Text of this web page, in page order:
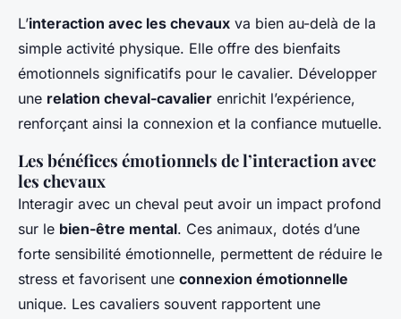
L’interaction avec les chevaux va bien au-delà de la
simple activité physique. Elle offre des bienfaits
émotionnels significatifs pour le cavalier. Développer
une relation cheval-cavalier enrichit l’expérience,
renforçant ainsi la connexion et la confiance mutuelle.
Les bénéfices émotionnels de l’interaction avec
les chevaux
Interagir avec un cheval peut avoir un impact profond
sur le bien-être mental. Ces animaux, dotés d’une
forte sensibilité émotionnelle, permettent de réduire le
stress et favorisent une connexion émotionnelle
unique. Les cavaliers souvent rapportent une